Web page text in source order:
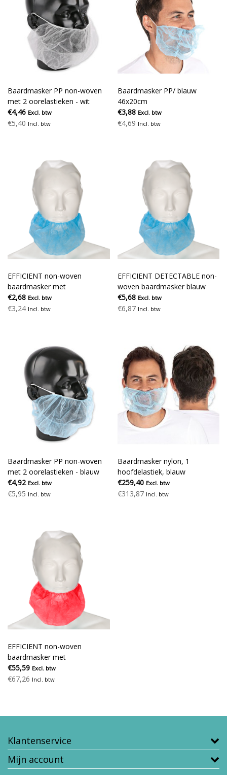
Baardmasker PP non-woven
met 2 oorelastieken - wit
€4,46 Excl. btw
€5,40 Incl. btw
Baardmasker PP/ blauw
46x20cm
€3,88 Excl. btw
€4,69 Incl. btw
EFFICIENT non-woven
baardmasker met
hoofdelastiek blauw
€2,68 Excl. btw
€3,24 Incl. btw
EFFICIENT DETECTABLE non-
woven baardmasker blauw
€5,68 Excl. btw
€6,87 Incl. btw
Baardmasker PP non-woven
met 2 oorelastieken - blauw
€4,92 Excl. btw
€5,95 Incl. btw
Baardmasker nylon, 1
hoofdelastiek, blauw
€259,40 Excl. btw
€313,87 Incl. btw
EFFICIENT non-woven
baardmasker met
hoofdelastiek rood
€55,59 Excl. btw
€67,26 Incl. btw
Klantenservice
Mijn account